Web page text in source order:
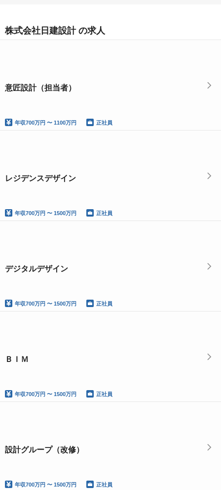
株式会社日建設計 の求人
意匠設計（担当者）
年収700万円 〜 1100万円 正社員
レジデンスデザイン
年収700万円 〜 1500万円 正社員
デジタルデザイン
年収700万円 〜 1500万円 正社員
ＢＩＭ
年収700万円 〜 1500万円 正社員
設計グループ（改修）
年収700万円 〜 1500万円 正社員